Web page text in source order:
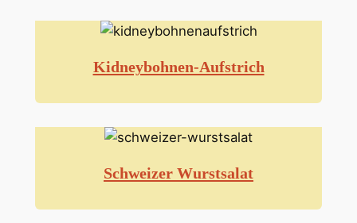
Kidneybohnen-Aufstrich
Schweizer Wurstsalat